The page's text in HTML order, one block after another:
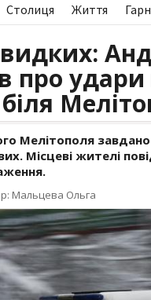
Столиця Життя
про удари
Мелітополя
Місцеві жителі
Мальцева Ольга